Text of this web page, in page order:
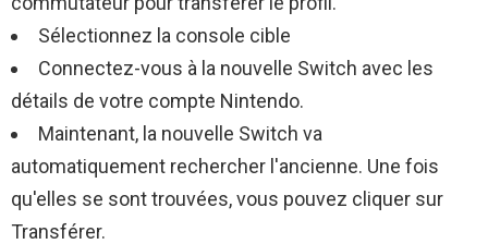
Sélectionnez la console cible
Connectez-vous à la nouvelle Switch avec les
détails de votre compte Nintendo.
Maintenant, la nouvelle Switch va
automatiquement rechercher l'ancienne. Une fois
qu'elles se sont trouvées, vous pouvez cliquer sur
Transférer.